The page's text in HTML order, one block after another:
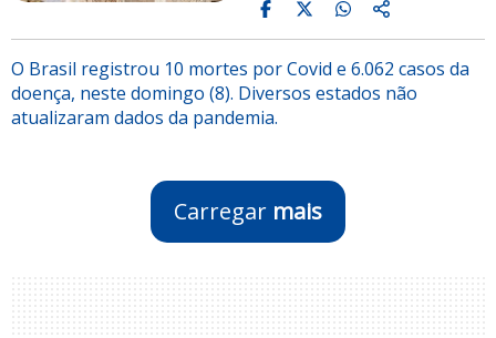
O Brasil registrou 10 mortes por Covid e 6.062 casos da
doença, neste domingo (8). Diversos estados não
atualizaram dados da pandemia.
Carregar mais